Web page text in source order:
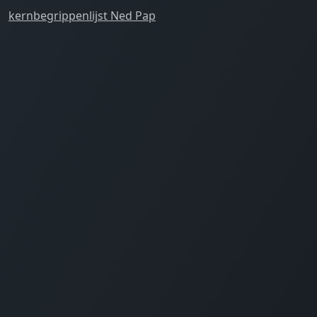
kernbegrippenlijst Ned Pap